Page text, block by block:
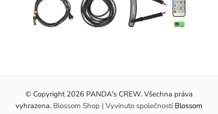
© Copyright 2026 PANDA's CREW. Všechna práva
vyhrazena. Blossom Shop | Vyvinuto společností Blossom